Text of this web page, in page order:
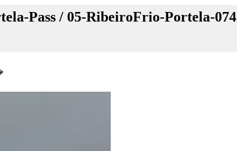
Pass / 05-RibeiroFrio-Portela-074